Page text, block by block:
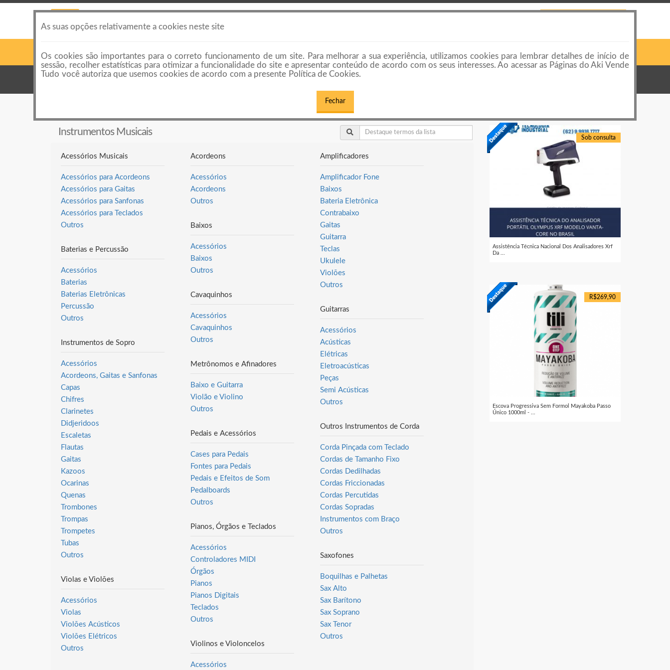
Login ou Cadastro
Categorias
Instrumentos Musicais
Acessórios Musicais
Acessórios para Acordeons
Acessórios para Gaitas
Acessórios para Sanfonas
Acessórios para Teclados
Outros
Acordeons
Acessórios
Acordeons
Outros
Amplificadores
Amplificador Fone
Baixos
Bateria Eletrônica
Contrabaixo
Gaitas
Guitarra
Teclas
Ukulele
Violões
Outros
Baixos
Acessórios
Baixos
Outros
Baterias e Percussão
Acessórios
Baterias
Baterias Eletrônicas
Percussão
Outros
Cavaquinhos
Acessórios
Cavaquinhos
Outros
Guitarras
Acessórios
Acústicas
Elétricas
Eletroacústicas
Peças
Semi Acústicas
Outros
Instrumentos de Sopro
Acessórios
Acordeons, Gaitas e Sanfonas
Capas
Chifres
Clarinetes
Didjeridoos
Escaletas
Flautas
Gaitas
Kazoos
Ocarinas
Quenas
Trombones
Trompas
Trompetes
Tubas
Outros
Metrônomos e Afinadores
Baixo e Guitarra
Violão e Violino
Outros
Outros Instrumentos de Corda
Corda Pinçada com Teclado
Cordas de Tamanho Fixo
Cordas Dedilhadas
Cordas Friccionadas
Cordas Percutidas
Cordas Sopradas
Instrumentos com Braço
Outros
Pedais e Acessórios
Cases para Pedais
Fontes para Pedais
Pedais e Efeitos de Som
Pedalboards
Outros
Pianos, Órgãos e Teclados
Acessórios
Controladores MIDI
Órgãos
Pianos
Pianos Digitais
Teclados
Outros
Saxofones
Boquilhas e Palhetas
Sax Alto
Sax Barítono
Sax Soprano
Sax Tenor
Outros
Violas e Violões
Acessórios
Violas
Violões Acústicos
Violões Elétricos
Outros
Violinos e Violoncelos
Acessórios
Sob consulta
Assistência Técnica Nacional Dos Analisadores Xrf
Da ...
R$269,90
Escova Progressiva Sem Formol Mayakoba Passo
Único 1000ml - ...
As suas opções relativamente a cookies neste site
Os cookies são importantes para o correto funcionamento de um site. Para melhorar a sua experiência, utilizamos cookies para lembrar detalhes de início de
sessão, recolher estatísticas para otimizar a funcionalidade do site e apresentar conteúdo de acordo com os seus interesses. Ao acessar as Páginas do Aki Vende
Tudo você autoriza que usemos cookies de acordo com a presente Política de Cookies.
Fechar